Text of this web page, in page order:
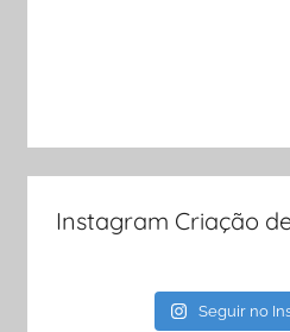
Instagram Criação
Seguir no